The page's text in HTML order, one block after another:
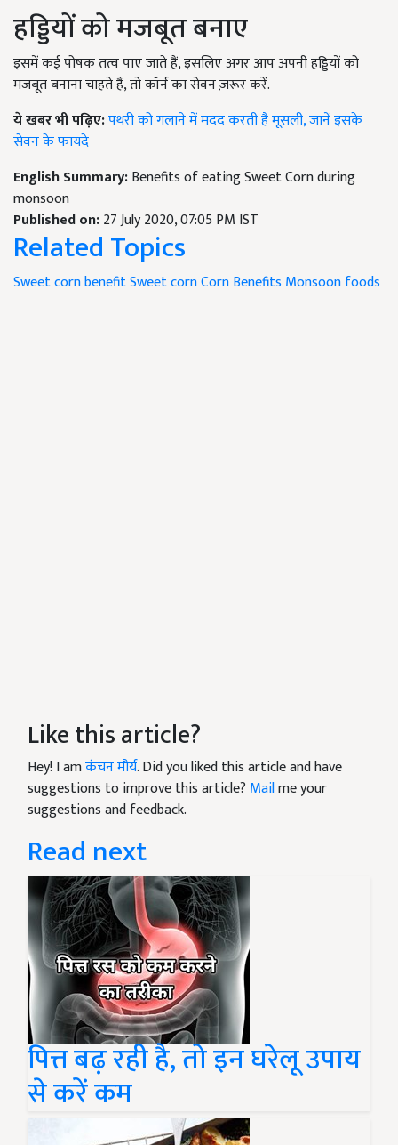
हड्डियों को मजबूत बनाए
इसमें कई पोषक तत्व पाए जाते हैं, इसलिए अगर आप अपनी हड्डियों को
मजबूत बनाना चाहते हैं, तो कॉर्न का सेवन ज़रूर करें.
ये खबर भी पढ़िए:पथरी को गलाने में मदद करती है मूसली, जानें इसके
सेवन के फायदे
English Summary:Benefits of eating Sweet Corn during
monsoon
Published on:27 July 2020, 07:05 PM IST
Related Topics
Sweet corn benefitSweet cornCorn Benefits Monsoon foods
Like this article?
Hey! I amकंचन मौर्य. Did you liked this article and have
suggestions to improve this article? Mailme your
suggestions and feedback.
Read next
पित्त बढ़ रही है, तो इन घरेलू उपाय
से करें कम